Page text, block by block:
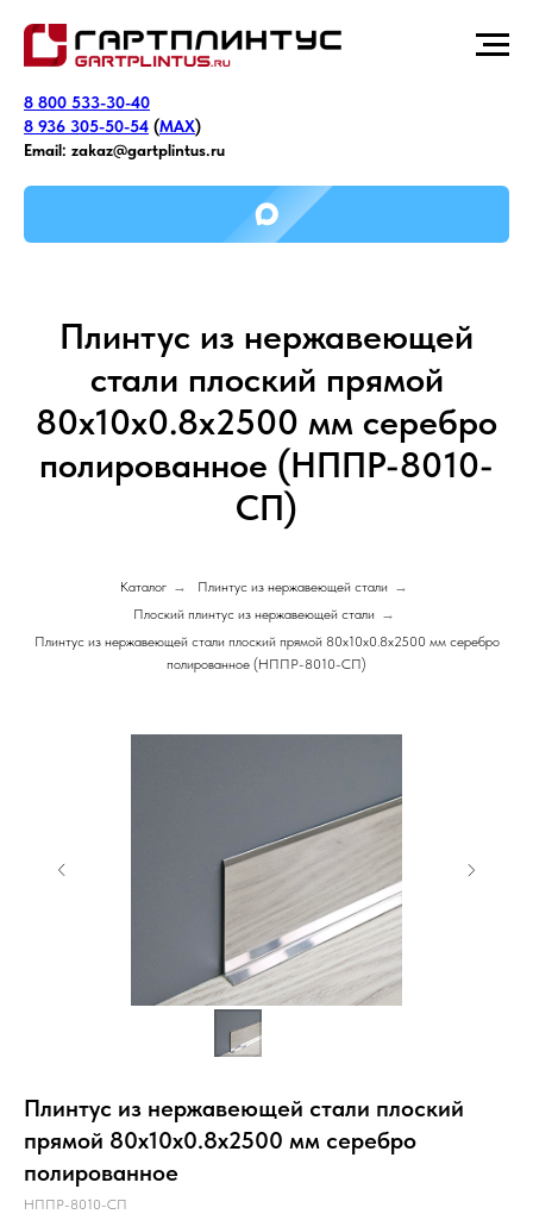
8 800 533-30-40
8 936 305-50-54 (MAX)
Email: zakaz@gartplintus.ru
Плинтус из нержавеющей
стали плоский прямой
80х10х0.8х2500 мм серебро
полированное (НППР-8010-
СП)
Каталог → Плинтус из нержавеющей стали →
Плоский плинтус из нержавеющей стали →
Плинтус из нержавеющей стали плоский прямой 80х10х0.8х2500 мм серебро
полированное (НППР-8010-СП)
Плинтус из нержавеющей стали плоский
прямой 80х10х0.8х2500 мм серебро
полированное
НППР-8010-СП